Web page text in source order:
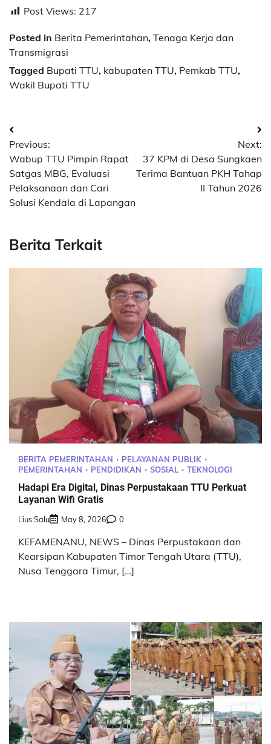
Post Views: 217
Posted in Berita Pemerintahan, Tenaga Kerja dan
Transmigrasi
Tagged Bupati TTU, kabupaten TTU, Pemkab TTU,
Wakil Bupati TTU
Post
navigation
Previous:
Wabup TTU Pimpin Rapat
Satgas MBG, Evaluasi
Pelaksanaan dan Cari
Solusi Kendala di Lapangan
Next:
37 KPM di Desa Sungkaen
Terima Bantuan PKH Tahap
II Tahun 2026
Berita Terkait
BERITA PEMERINTAHAN
PELAYANAN PUBLIK
PEMERINTAHAN
PENDIDIKAN SOSIAL TEKNOLOGI
Hadapi Era Digital, Dinas Perpustakaan TTU Perkuat
Layanan Wifi Gratis
Lius Salu May 8, 2026 0
KEFAMENANU, NEWS – Dinas Perpustakaan dan
Kearsipan Kabupaten Timor Tengah Utara (TTU),
Nusa Tenggara Timur, […]